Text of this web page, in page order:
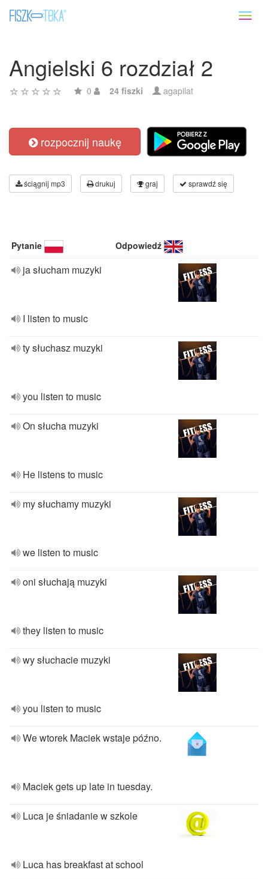
Angielski 6 rozdział 2
0 24 fiszki agapilat
rozpocznij naukę
ściągnij mp3 drukuj graj sprawdź się
Pytanie Odpowiedź
ja słucham muzyki
I listen to music
ty słuchasz muzyki
you listen to music
On słucha muzyki
He listens to music
my słuchamy muzyki
we listen to music
oni słuchają muzyki
they listen to music
wy słuchacie muzyki
you listen to music
We wtorek Maciek wstaje późno.
Maciek gets up late in tuesday.
Luca je śniadanie w szkole
Luca has breakfast at school